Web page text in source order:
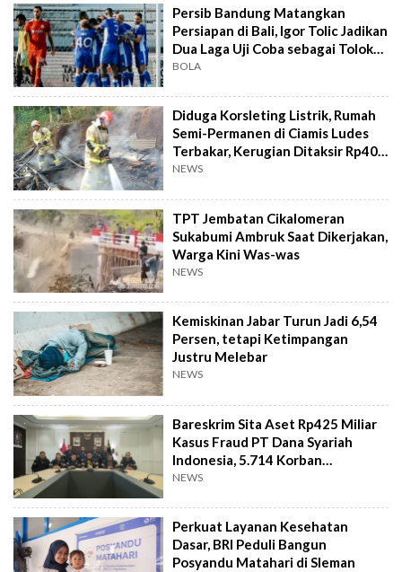
Persib Bandung Matangkan
Persiapan di Bali, Igor Tolic Jadikan
Dua Laga Uji Coba sebagai Tolok
Ukur
BOLA
Diduga Korsleting Listrik, Rumah
Semi-Permanen di Ciamis Ludes
Terbakar, Kerugian Ditaksir Rp40
Juta
NEWS
TPT Jembatan Cikalomeran
Sukabumi Ambruk Saat Dikerjakan,
Warga Kini Was-was
NEWS
Kemiskinan Jabar Turun Jadi 6,54
Persen, tetapi Ketimpangan
Justru Melebar
NEWS
Bareskrim Sita Aset Rp425 Miliar
Kasus Fraud PT Dana Syariah
Indonesia, 5.714 Korban
Terverifikasai
NEWS
Perkuat Layanan Kesehatan
Dasar, BRI Peduli Bangun
Posyandu Matahari di Sleman